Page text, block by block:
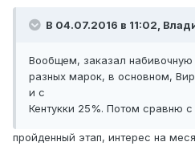
В 04.07.2016 в 11:02,
Вообщем, заказал
разных марок, в основном,
и с
Кентукки 25%. Потом сравню
пройденный этап, интерес на